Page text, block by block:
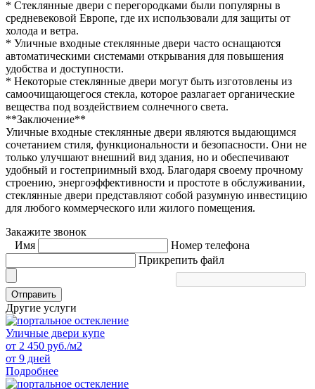
* Стеклянные двери с перегородками были популярны в
средневековой Европе, где их использовали для защиты от
холода и ветра.
* Уличные входные стеклянные двери часто оснащаются
автоматическими системами открывания для повышения
удобства и доступности.
* Некоторые стеклянные двери могут быть изготовлены из
самоочищающегося стекла, которое разлагает органические
вещества под воздействием солнечного света.
**Заключение**
Уличные входные стеклянные двери являются выдающимся
сочетанием стиля, функциональности и безопасности. Они не
только улучшают внешний вид здания, но и обеспечивают
удобный и гостеприимный вход. Благодаря своему прочному
строению, энергоэффективности и простоте в обслуживании,
стеклянные двери представляют собой разумную инвестицию
для любого коммерческого или жилого помещения.
Закажите звонок
Имя
Номер телефона
Прикрепить файл
Отправить
Другие услуги
Уличные двери купе
от 2 450 руб./м2
от 9 дней
Подробнее